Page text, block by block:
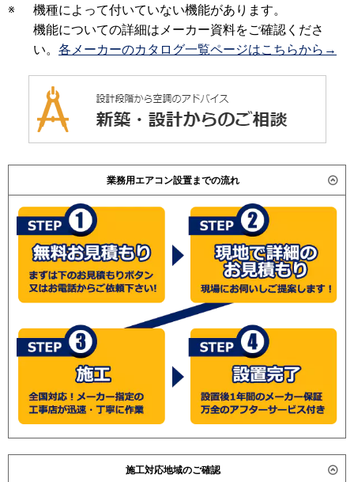
※
機種によって付いていない機能があります。
機能についての詳細はメーカー資料をご確認くださ
い。 各メーカーのカタログ一覧ページはこちらから→
業務用エアコン設置までの流れ
施工対応地域のご確認